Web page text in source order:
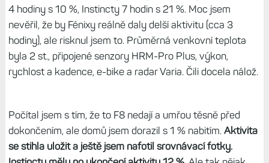
4 hodiny s 10 %, Instincty 7 hodin s 21 %. Moc jsem
nevěřil, že by Fénixy reálně daly delší aktivitu (cca 3
hodiny), ale risknul jsem to. Průměrná venkovní teplota
byla 2 st., připojené senzory HRM-Pro Plus, výkon,
rychlost a kadence, e-bike a radar Varia. Čili docela nálož.